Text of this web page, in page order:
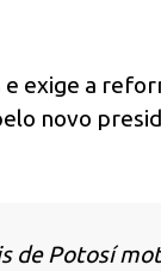
exige a
novo
de Potosí